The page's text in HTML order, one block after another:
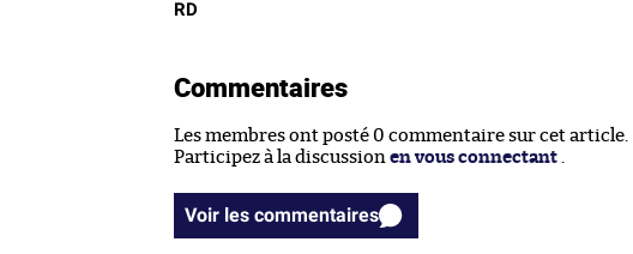
RD
Commentaires
Les membres ont posté 0 commentaire sur cet article.
Participez à la discussion en vous connectant .
Voir les commentaires